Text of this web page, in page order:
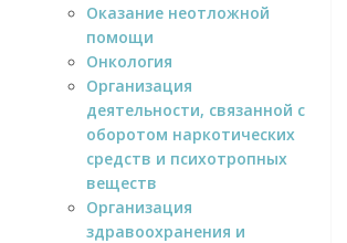
Оказание неотложной
помощи
Онкология
Организация
деятельности, связанной с
оборотом наркотических
средств и психотропных
веществ
Организация
здравоохранения и